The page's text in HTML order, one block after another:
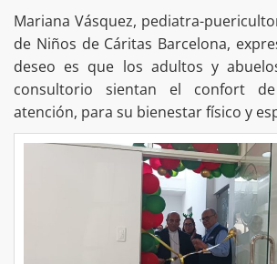
Mariana Vásquez, pediatra-
de Niños de Cáritas Barcelona,
deseo es que los adultos y
consultorio sientan el confort
atención, para su bienestar físico y